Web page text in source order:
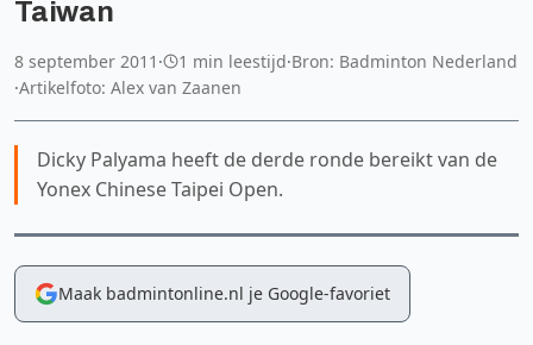
Taiwan
8 september 2011 · 1 min leestijd·Bron: Badminton Nederland
·Artikelfoto: Alex van Zaanen
Dicky Palyama heeft de derde ronde bereikt van de
Yonex Chinese Taipei Open.
Maak badmintonline.nl je Google-favoriet